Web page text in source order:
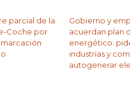
parcial de la
Coche por
Gobierno y
acuerdan plan
energético:
industrias y
autogenerar